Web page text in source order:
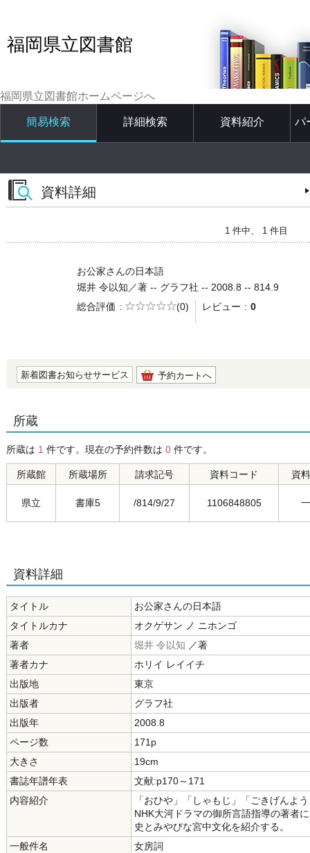
福岡県立図書館
福岡県立図書館ホームページへ
簡易検索 詳細検索 資料紹介 パ
資料詳細
1 件中、 1 件目
お公家さんの日本語
堀井 令以知／著 -- グラフ社 -- 2008.8 -- 814.9
総合評価
5段階評価
(0) レビュー 0
新着図書お知らせサービス 予約カートへ
所蔵
所蔵は 1 件です。現在の予約件数は 0 件です。
所蔵館 所蔵場所 請求記号 資料コード 資
県立 書庫5 /814/9/27 1106848805
資料詳細
タイトル
お公家さんの日本語
タイトルカナ
オクゲサン ノ ニホンゴ
著者
堀井 令以知 ／著
著者カナ
ホリイ レイイチ
出版地
東京
出版者
グラフ社
出版年
2008.8
ページ数
171p
大きさ
19cm
書誌年譜年表
文献:p170～171
内容紹介
「おひや」「しゃもじ」「ごきげんよ
NHK大河ドラマの御所言語指導の著者
史とみやびな宮中文化を紹介する。
一般件名
女房詞